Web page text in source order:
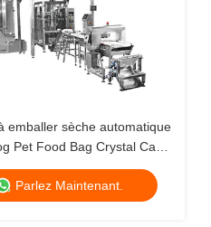
emballer sèche automatique
Pet Food Bag Crystal Cat
Packing
Parlez Maintenant.